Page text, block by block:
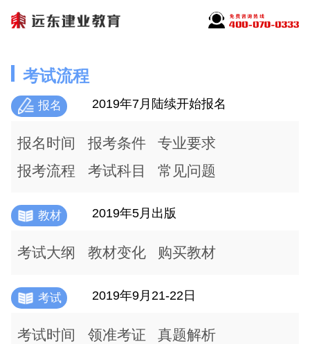
考试流程
报名 2019年7月陆续开始报名
报名时间 报考条件
专业要求
报考流程
考试科目 常见问题
教材 2019年5月出版
考试大纲 教材变化 购买教材
考试 2019年9月21-22日
考试时间 领准考证 真题解析